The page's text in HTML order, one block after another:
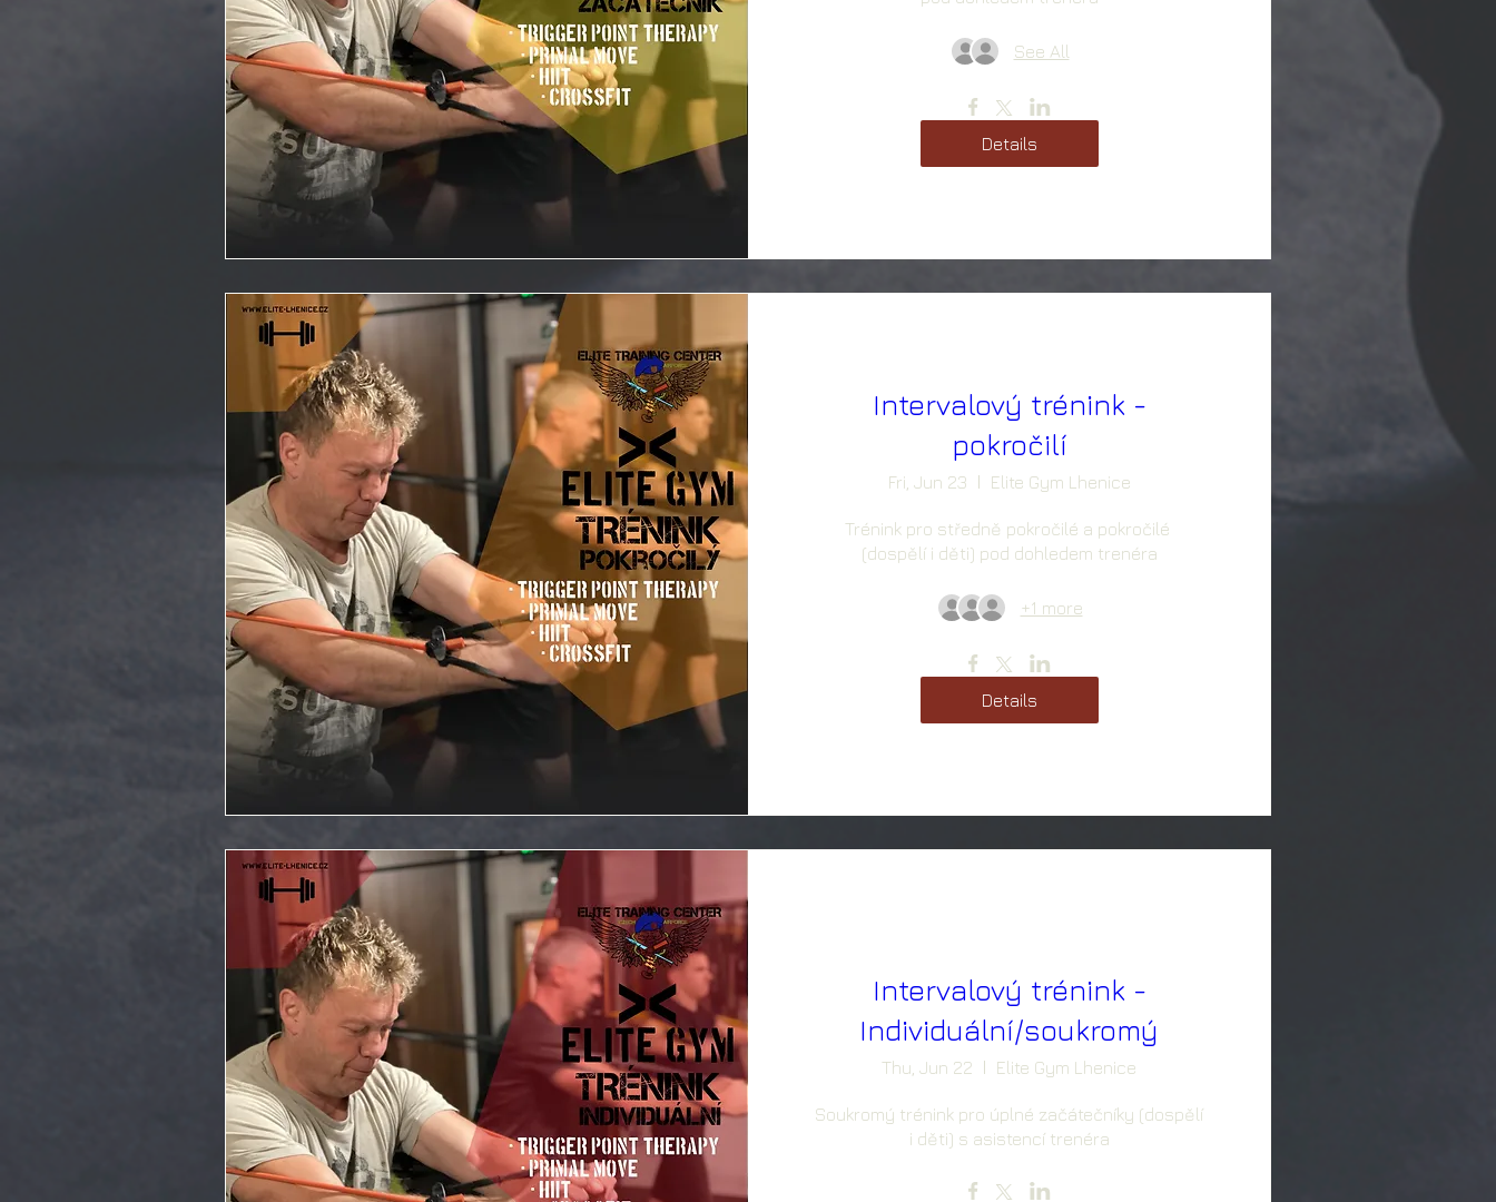
See All
Details
Intervalový trénink -
pokročilí
Fri, Jun 23 Elite Gym Lhenice
Trénink pro středně pokročilé a pokročilé
(dospělí i děti) pod dohledem trenéra
+1 more
Details
Intervalový trénink -
Individuální/soukromý
Thu, Jun 22 Elite Gym Lhenice
Soukromý trénink pro úplné začátečníky (dospělí
i děti) s asistencí trenéra